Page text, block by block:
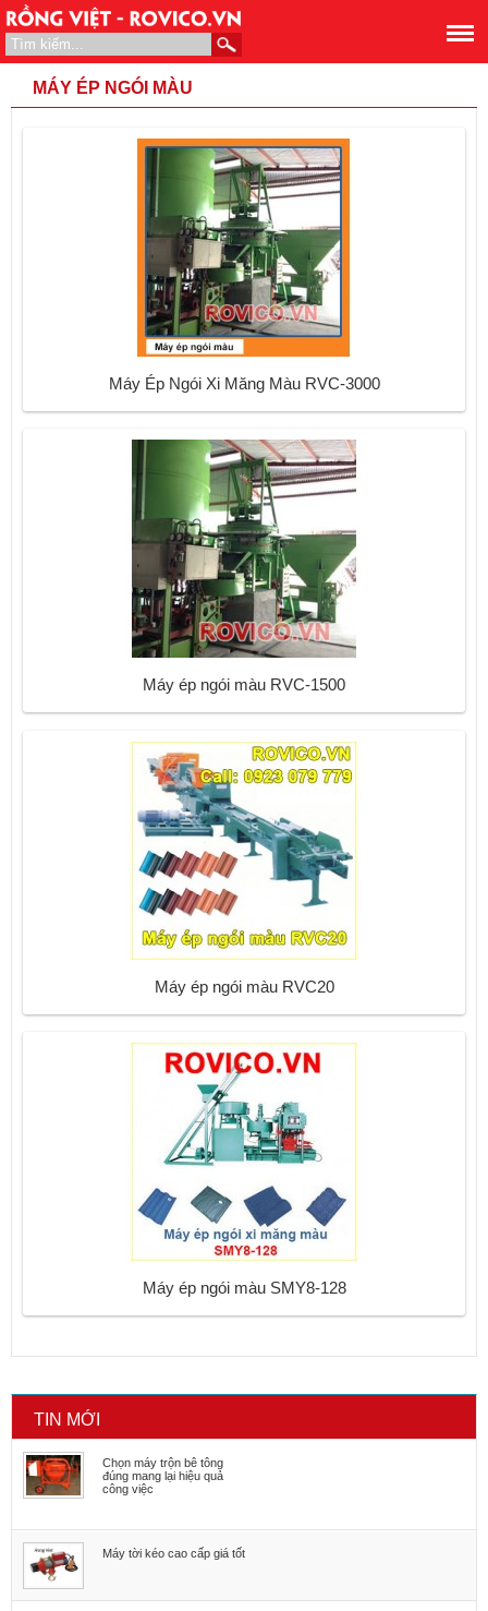
MÁY ÉP NGÓI MÀU
Máy Ép Ngói Xi Măng Màu RVC-3000
Máy ép ngói màu RVC-1500
Máy ép ngói màu RVC20
Máy ép ngói màu SMY8-128
TIN MỚI
Chọn máy trộn bê tông
đúng mang lại hiệu quả
công việc
Máy tời kéo cao cấp giá tốt